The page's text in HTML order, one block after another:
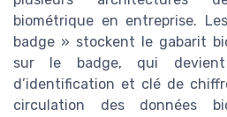
biométrique en entreprise.
badge » stockent le gabarit
sur le badge, qui
d’identification et clé de
circulation des données